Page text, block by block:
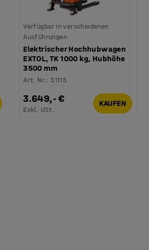
Verfügbar in verschiedenen
Ausführungen
Elektrischer Hochhubwagen
EXTOL, TK 1000 kg, Hubhöhe
3500 mm
Art. Nr.:31115
3.649,- €
Exkl. USt.
KAUFEN